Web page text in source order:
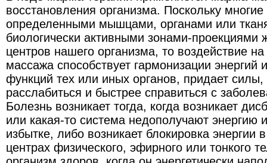
восстановления организма. Поскольку
определенными мышцами, органами или
биологически активными зонами-проекциями
центров нашего организма, то воздействие
массажа способствует гармонизации энергий
функций тех или иных органов, придает силы,
расслабиться и быстрее справиться с
Болезнь возникает тогда, когда возникает
или какая-то система недополучают энергию
избытке, либо возникает блокировка энергии
центрах физического, эфирного или тонкого